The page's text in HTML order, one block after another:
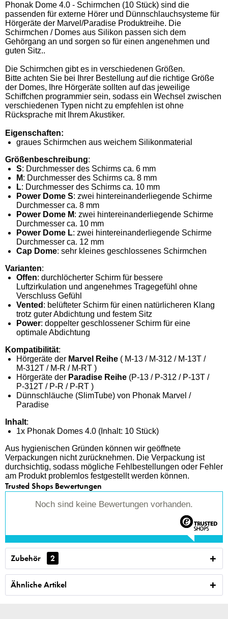
Phonak Dome 4.0 - Schirmchen (10 Stück) sind die
passenden für externe Hörer und Dünnschlauchsysteme für
Hörgeräte der Marvel/Paradise Produktreihe. Die
Schirmchen / Domes aus Silikon passen sich dem
Gehörgang an und sorgen so für einen angenehmen und
guten Sitz..
Die Schirmchen gibt es in verschiedenen Größen.
Bitte achten Sie bei Ihrer Bestellung auf die richtige Größe
der Domes, Ihre Hörgeräte sollten auf das jeweilige
Schiffchen programmier sein, sodass ein Wechsel zwischen
verschiedenen Typen nicht zu empfehlen ist ohne
Rücksprache mit Ihrem Akustiker.
Eigenschaften:
graues Schirmchen aus weichem Silikonmaterial
Größenbeschreibung:
S: Durchmesser des Schirms ca. 6 mm
M: Durchmesser des Schirms ca. 8 mm
L: Durchmesser des Schirms ca. 10 mm
Power Dome S: zwei hintereinanderliegende Schirme
Durchmesser ca. 8 mm
Power Dome M: zwei hintereinanderliegende Schirme
Durchmesser ca. 10 mm
Power Dome L: zwei hintereinanderliegende Schirme
Durchmesser ca. 12 mm
Cap Dome: sehr kleines geschlossenes Schirmchen
Varianten:
Offen: durchlöcherter Schirm für bessere
Luftzirkulation und angenehmes Tragegefühl ohne
Verschluss Gefühl
Vented : belüfteter Schirm für einen natürlicheren Klang
trotz guter Abdichtung und festem Sitz
Power: doppelter geschlossener Schirm für eine
optimale Abdichtung
Kompatibilität:
Hörgeräte der Marvel Reihe ( M-13 / M-312 / M-13T /
M-312T / M-R / M-RT )
Hörgeräte der Paradise Reihe (P-13 / P-312 / P-13T /
P-312T / P-R / P-RT )
Dünnschläuche (SlimTube) von Phonak Marvel /
Paradise
Inhalt:
1x Phonak Domes 4.0 (Inhalt: 10 Stück)
Aus hygienischen Gründen können wir geöffnete
Verpackungen nicht zurücknehmen. Die Verpackung ist
durchsichtig, sodass mögliche Fehlbestellungen oder Fehler
am Produkt problemlos festgestellt werden können.
Trusted Shops Bewertungen
Noch sind keine Bewertungen vorhanden.
Zubehör 2
Ähnliche Artikel